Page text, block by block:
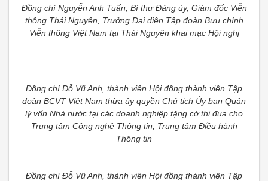
Đồng chí Nguyễn Anh Tuấn, Bí thư Đảng ủy, Giám đốc Viễn
thông Thái Nguyên, Trưởng Đại diện Tập đoàn Bưu chính
Viễn thông Việt Nam tại Thái Nguyên khai mạc Hội nghị
Đồng chí Đỗ Vũ Anh, thành viên Hội đồng thành viên Tập
đoàn BCVT Việt Nam thừa ủy quyền Chủ tịch Ủy ban Quản
lý vốn Nhà nước tại các doanh nghiệp tặng cờ thi đua cho
Trung tâm Công nghệ Thông tin, Trung tâm Điều hành
Thông tin
Đồng chí Đỗ Vũ Anh, thành viên Hội đồng thành viên Tập